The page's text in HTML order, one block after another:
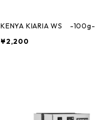
KENYA KIARIA WS -100g-
¥2,200